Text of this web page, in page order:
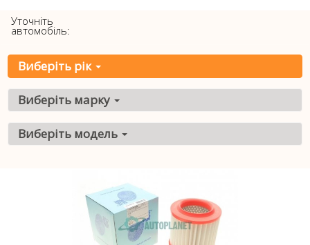
Уточніть
автомобіль:
Виберіть рік
Виберіть марку
Виберіть модель